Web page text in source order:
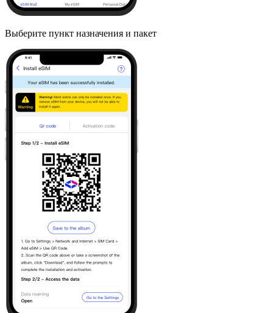
Выберите пункт назначения и пакет